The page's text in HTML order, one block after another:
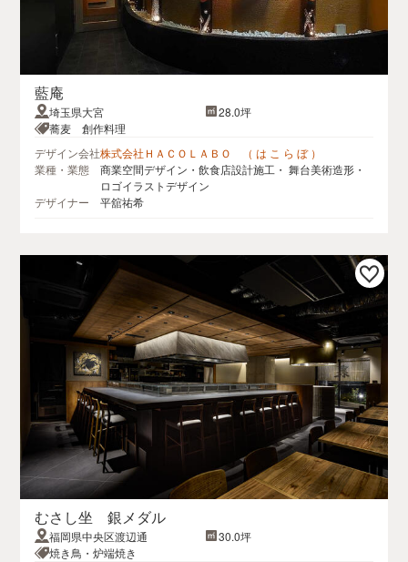
藍庵
埼玉県大宮
28.0坪
蕎麦 創作料理
デザイン会社株式会社ＨＡＣＯＬＡＢＯ （ は こ ら ぼ ）
業種・業態
商業空間デザイン・飲食店設計施工・ 舞台美術造形・
ロゴイラストデザイン
デザイナー
平舘祐希
むさし坐 銀メダル
福岡県中央区渡辺通
30.0坪
焼き鳥・炉端焼き